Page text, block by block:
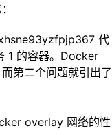
代
1 的容器。Docker
第二个问题就引出了
overlay 网络的性